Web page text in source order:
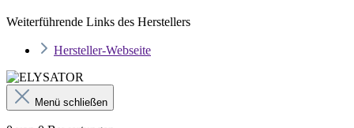
Weiterführende Links des Herstellers
Hersteller-Webseite
Menü schließen